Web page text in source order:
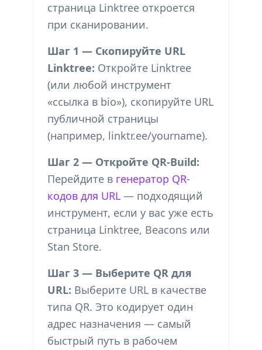
страница Linktree откроется
при сканировании.
Шаг 1 — Скопируйте URL
Linktree: Откройте Linktree
(или любой инструмент
«ссылка в bio»), скопируйте URL
публичной страницы
(например, linktr.ee/yourname).
Шаг 2 — Откройте QR-Build:
Перейдите в генератор QR-
кодов для URL — подходящий
инструмент, если у вас уже есть
страница Linktree, Beacons или
Stan Store.
Шаг 3 — Выберите QR для
URL: Выберите URL в качестве
типа QR. Это кодирует один
адрес назначения — самый
быстрый путь в рабочем